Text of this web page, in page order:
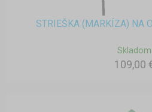
STRIEŠKA (MARKÍZA) NA
Skladom
109,00